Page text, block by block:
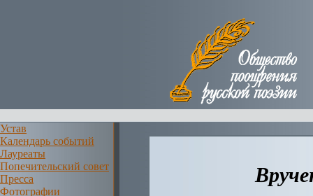
Устав
Календарь событий
Лауреаты
Попечительский совет
Пресса
Фотографии